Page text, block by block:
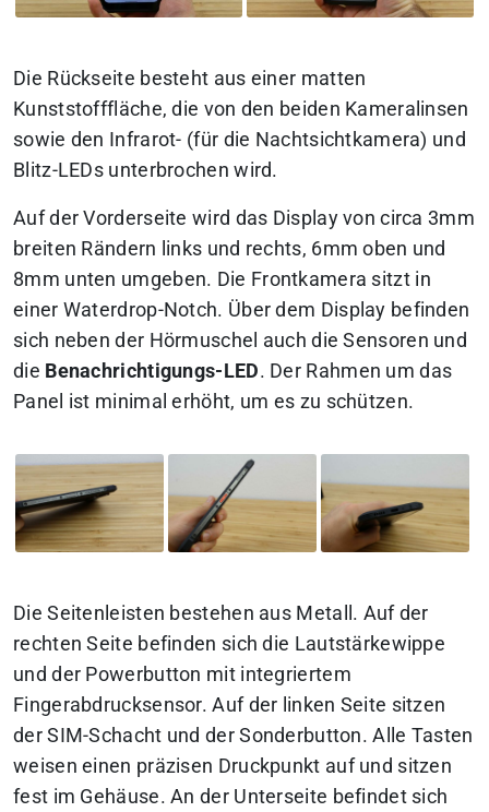
Die Rückseite besteht aus einer matten
Kunststofffläche, die von den beiden Kameralinsen
sowie den Infrarot- (für die Nachtsichtkamera) und
Blitz-LEDs unterbrochen wird.
Auf der Vorderseite wird das Display von circa 3mm
breiten Rändern links und rechts, 6mm oben und
8mm unten umgeben. Die Frontkamera sitzt in
einer Waterdrop-Notch. Über dem Display befinden
sich neben der Hörmuschel auch die Sensoren und
die Benachrichtigungs-LED. Der Rahmen um das
Panel ist minimal erhöht, um es zu schützen.
Die Seitenleisten bestehen aus Metall. Auf der
rechten Seite befinden sich die Lautstärkewippe
und der Powerbutton mit integriertem
Fingerabdrucksensor. Auf der linken Seite sitzen
der SIM-Schacht und der Sonderbutton. Alle Tasten
weisen einen präzisen Druckpunkt auf und sitzen
fest im Gehäuse. An der Unterseite befindet sich